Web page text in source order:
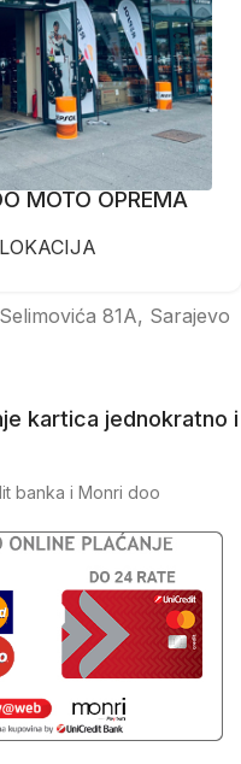
MOTO OPREMA
LOKACIJA
81A, Sarajevo
kartica jednokratno i
banka i Monri doo